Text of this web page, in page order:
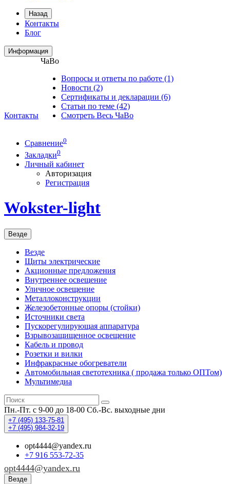
Назад
Контакты
Блог
Информация
Контакты
ЧаВо
Вопросы и ответы по работе (1)
Новости (2)
Сертификаты и декларации (6)
Статьи по теме (42)
Смотреть Весь ЧаВо
Сравнение0
Закладки0
Личный кабинет
Авторизация
Регистрация
Wokster-light
Везде
Везде
Щиты электрические
Акционные предложения
Внутреннее освещение
Уличное освещение
Металлоконструкции
Железобетонные опоры (стойки)
Источники света
Пускорегулирующая аппаратура
Взрывозащищенное освещение
Кабель и провод
Розетки и вилки
Инфракрасные обогреватели
Автомобильная светотехника ( продажа только ОПТом)
Мультимедиа
Пн.-Пт. с 9-00 до 18-00 Сб.-Вс. выходные дни
+7 (495) 133-75-81
+7 (495) 984-32-19
opt4444@yandex.ru
+7 916 553-72-35
opt4444@yandex.ru
Везде